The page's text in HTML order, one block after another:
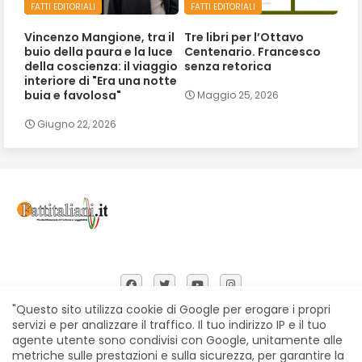
FATTI EDITORIALI
Vincenzo Mangione, tra il
buio della paura e la luce
della coscienza: il viaggio
interiore di "Era una notte
buia e favolosa"
Giugno 22, 2026
FATTI EDITORIALI
Tre libri per l’Ottavo
Centenario. Francesco
senza retorica
Maggio 25, 2026
Home Chi siamo Contatti
Privacy Policy
"Questo sito utilizza cookie di Google per erogare i propri
servizi e per analizzare il traffico. Il tuo indirizzo IP e il tuo
agente utente sono condivisi con Google, unitamente alle
metriche sulle prestazioni e sulla sicurezza, per garantire la